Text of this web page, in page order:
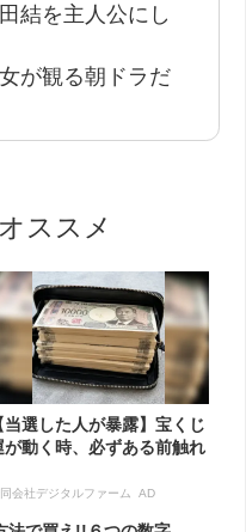
結を主人公にし
が観る朝ドラだ
ススメ
当選した人が暴露】宝くじ
が動く時、必ずある前触れ
会社デジタルファーム AD